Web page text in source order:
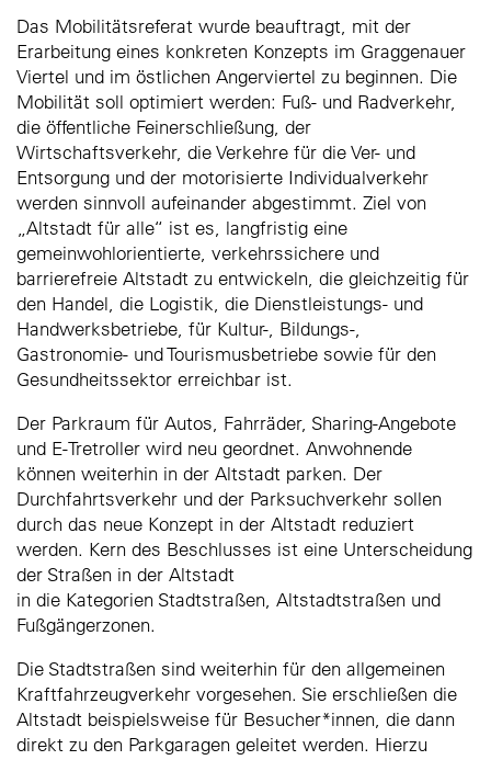
Das Mobilitätsreferat wurde beauftragt, mit der
Erarbeitung eines konkreten Konzepts im Graggenauer
Viertel und im östlichen Angerviertel zu beginnen. Die
Mobilität soll optimiert werden: Fuß- und Radverkehr,
die öffentliche Feinerschließung, der
Wirtschaftsverkehr, die Verkehre für die Ver- und
Entsorgung und der motorisierte Individualverkehr
werden sinnvoll aufeinander abgestimmt. Ziel von
„Altstadt für alle“ ist es, langfristig eine
gemeinwohlorientierte, verkehrssichere und
barrierefreie Altstadt zu entwickeln, die gleichzeitig für
den Handel, die Logistik, die Dienstleistungs- und
Handwerksbetriebe, für Kultur-, Bildungs-,
Gastronomie- und Tourismusbetriebe sowie für den
Gesundheitssektor erreichbar ist.
Der Parkraum für Autos, Fahrräder, Sharing-Angebote
und E-Tretroller wird neu geordnet. Anwohnende
können weiterhin in der Altstadt parken. Der
Durchfahrtsverkehr und der Parksuchverkehr sollen
durch das neue Konzept in der Altstadt reduziert
werden. Kern des Beschlusses ist eine Unterscheidung
der Straßen in der Altstadt
in die Kategorien Stadtstraßen, Altstadtstraßen und
Fußgängerzonen.
Die Stadtstraßen sind weiterhin für den allgemeinen
Kraftfahrzeugverkehr vorgesehen. Sie erschließen die
Altstadt beispielsweise für Besucher*innen, die dann
direkt zu den Parkgaragen geleitet werden. Hierzu